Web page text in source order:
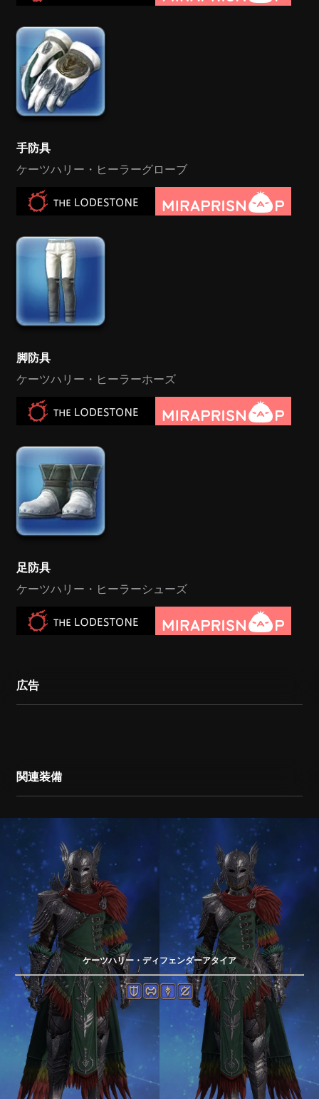
手防具
ケーツハリー・ヒーラーグローブ
脚防具
ケーツハリー・ヒーラーホーズ
足防具
ケーツハリー・ヒーラーシューズ
広告
関連装備
ケーツハリー・ディフェンダーアタイア